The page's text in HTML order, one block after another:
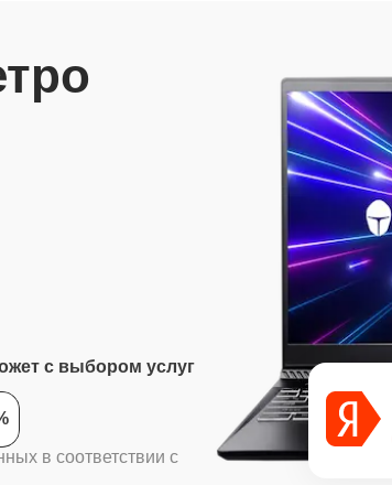
с выбором услуг
в соответствии с